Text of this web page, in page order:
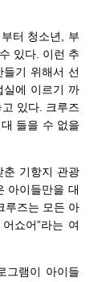
터 청소년, 부
있다. 이런 추
기 위해서 선
실에 이르기 까
있다. 크루즈
들을 수 없을
춘 기항지 관광
아이들만을 대
루즈는 모든 아
쇼어”라는 여
그램이 아이들